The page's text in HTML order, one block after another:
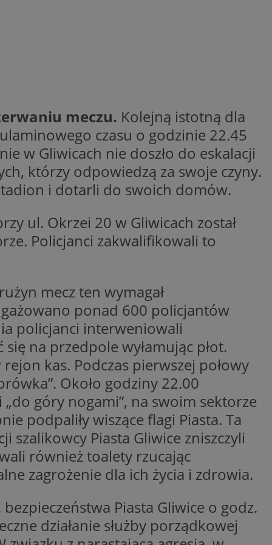
meczu. Kolejną istotną dla
czasu o godzinie 22.45
w Gliwicach nie doszło do eskalacji
którzy odpowiedzą za swoje czyny.
i dotarli do swoich domów.
ul. Okrzei 20 w Gliwicach został
Policjanci zakwalifikowali to
mecz ten wymagał
ponad 600 policjantów
policjanci interweniowali
na przedpole wyłamując płot.
kas. Podczas pierwszej połowy
Około godziny 22.00
góry nogami”, na swoim sektorze
podpaliły wiszące flagi Piasta. Ta
szalikowcy Piasta Gliwice zniszczyli
również toalety rzucając
zagrożenie dla ich życia i zdrowia.
Piasta Gliwice o godz.
działanie służby porządkowej
co zwiększa
ochrony
obsługuje
optymalizacji
usługę
użytkownika na
aby baner cookie
informacji o
internetowej,
odwiedzane i czy
stron
wykorzystywane
na
internetową.
śledzenia i analizy
i
interakcji
do
i
wdrażaniem
Google
zmiany w
w ramach
spójne
podczas
przez
były lepiej
witrynę.
przez
były lepiej
OpenX dla
tylko do
na
nie
push do
do
urządzeń
aby
i
tworzeniu
doświadczeń
do